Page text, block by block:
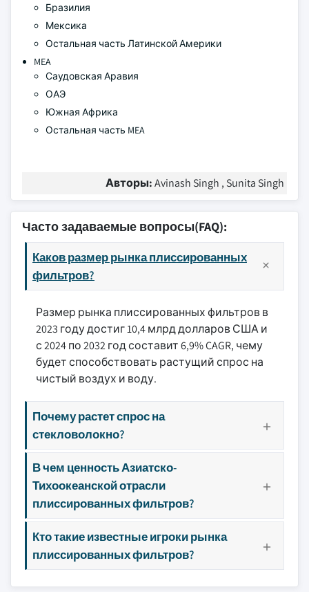
Бразилия
Мексика
Остальная часть Латинской Америки
MEA
Саудовская Аравия
ОАЭ
Южная Африка
Остальная часть MEA
Авторы:Avinash Singh , Sunita Singh
Часто задаваемые вопросы(FAQ):
Каков размер рынка плиссированных
фильтров?
Размер рынка плиссированных фильтров в
2023 году достиг 10,4 млрд долларов США и
с 2024 по 2032 год составит 6,9% CAGR, чему
будет способствовать растущий спрос на
чистый воздух и воду.
Почему растет спрос на
стекловолокно?
В чем ценность Азиатско-
Тихоокеанской отрасли
плиссированных фильтров?
Кто такие известные игроки рынка
плиссированных фильтров?